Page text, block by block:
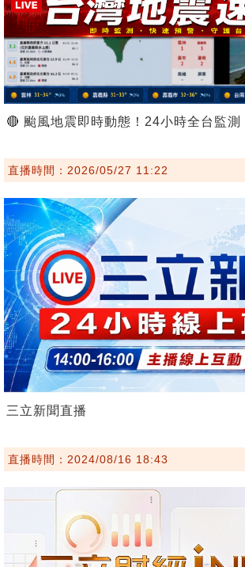
🔴 颱風地震即時動態！24小時全台監測
直播時間：2026/05/27 11:22
三立新聞直播
直播時間：2024/08/16 18:43